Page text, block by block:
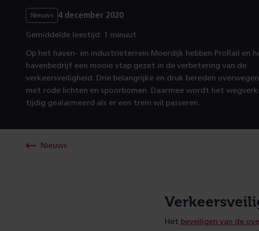
Nieuws 4 december 2020
Gemiddelde leestijd: 1 minuut
Op het haven- en industrieterrein Moerdijk hebben ProRail en
havenbedrijf een mooie stap gezet in de verbetering van de
verkeersveiligheid. Drie belangrijke en druk bereden
met rode lichten en spoorbomen. Daarmee wordt het
tijdig gealarmeerd als er een trein wil passeren.
Nieuws
Het beveiligen van de